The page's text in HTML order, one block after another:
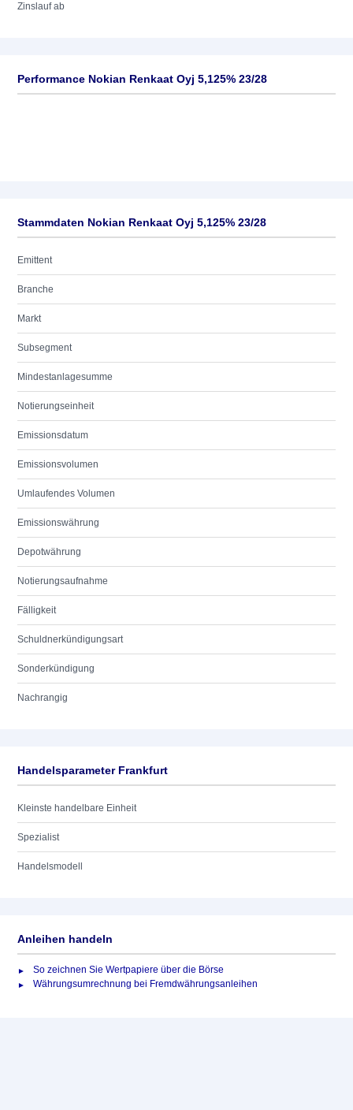
Zinslauf ab
Performance Nokian Renkaat Oyj 5,125% 23/28
Stammdaten Nokian Renkaat Oyj 5,125% 23/28
Emittent
Branche
Markt
Subsegment
Mindestanlagesumme
Notierungseinheit
Emissionsdatum
Emissionsvolumen
Umlaufendes Volumen
Emissionswährung
Depotwährung
Notierungsaufnahme
Fälligkeit
Schuldnerkündigungsart
Sonderkündigung
Nachrangig
Handelsparameter Frankfurt
Kleinste handelbare Einheit
Spezialist
Handelsmodell
Anleihen handeln
So zeichnen Sie Wertpapiere über die Börse
Währungsumrechnung bei Fremdwährungsanleihen